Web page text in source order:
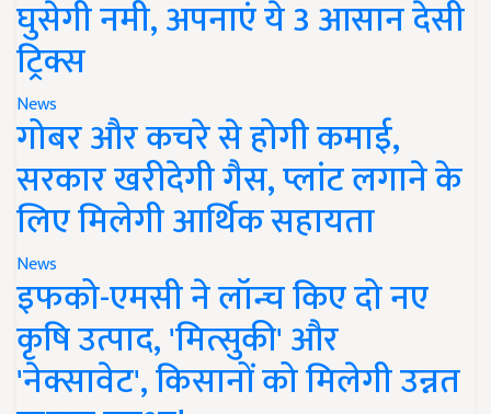
घुसेगी नमी, अपनाएं ये 3 आसान देसी
ट्रिक्स
News
गोबर और कचरे से होगी कमाई,
सरकार खरीदेगी गैस, प्लांट लगाने के
लिए मिलेगी आर्थिक सहायता
News
इफको-एमसी ने लॉन्च किए दो नए
कृषि उत्पाद, 'मित्सुकी' और
'नेक्सावेट', किसानों को मिलेगी उन्नत